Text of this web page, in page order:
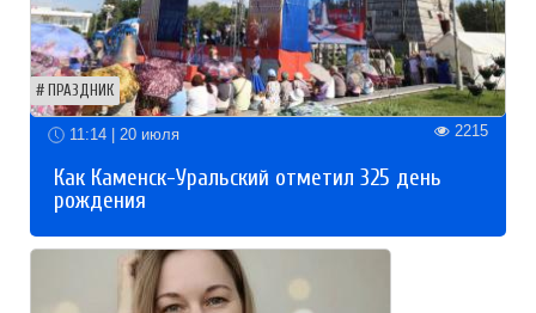
ПРАЗДНИК
11:14 | 20 июля 2215
Как Каменск-Уральский отметил 325 день
рождения